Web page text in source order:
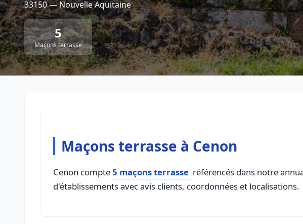
33150 — Nouvelle Aquitaine
5
Maçons terrasse
Maçons terrasse à Cenon
Cenon compte5 maçons terrasse référencés dans notre
d'établissements avec avis clients, coordonnées et localisations.